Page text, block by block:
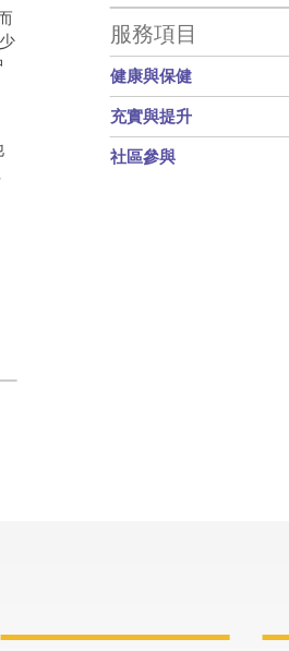
Primary
服務項目
健康與保健
充實與提升
社區參與